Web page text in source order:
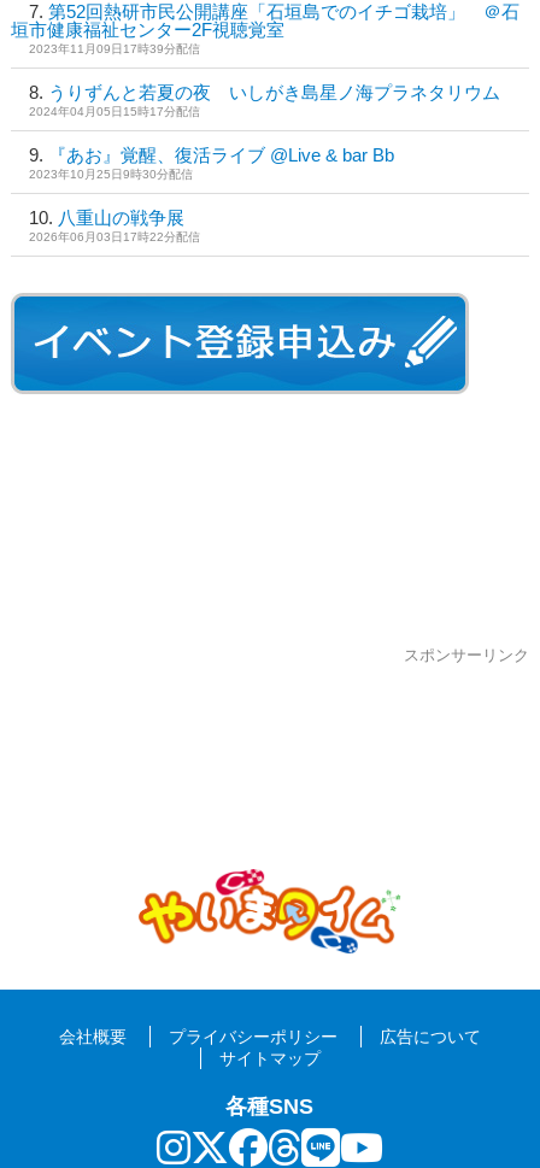
第52回熱研市民公開講座「石垣島でのイチゴ栽培」 ＠石
垣市健康福祉センター2F視聴覚室
2023年11月09日17時39分配信
うりずんと若夏の夜 いしがき島星ノ海プラネタリウム
2024年04月05日15時17分配信
『あお』覚醒、復活ライブ @Live & bar Bb
2023年10月25日9時30分配信
八重山の戦争展
2026年06月03日17時22分配信
スポンサーリンク
会社概要 プライバシーポリシー
広告について
サイトマップ
各種SNS